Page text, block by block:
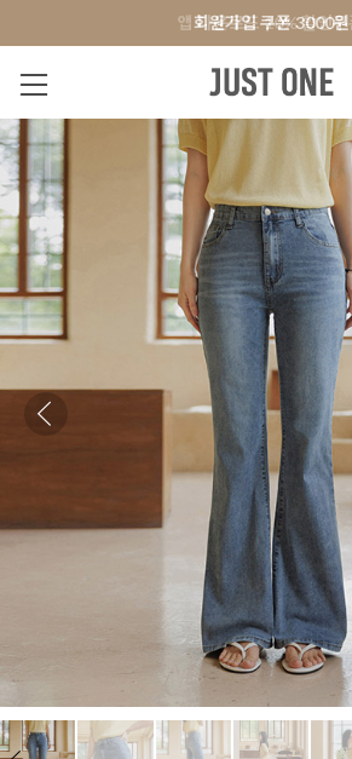
앱 다운로드 10% 할인쿠
회원가입 쿠폰 3000원
앱 다운로드 10% 할인쿠
회원가입 쿠폰 3000원
NEW 7% 오늘출발 MADE . J